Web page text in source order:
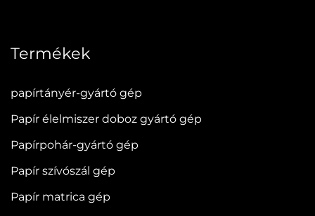
Termékek
papírtányér-gyártó gép
Papír élelmiszer doboz gyártó gép
Papírpohár-gyártó gép
Papír szívószál gép
Papír matrica gép